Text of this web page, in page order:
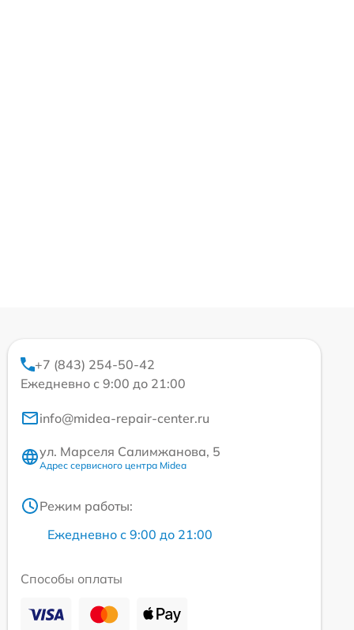
+7 (843) 254-50-42
Ежедневно с 9:00 до 21:00
info@midea-repair-center.ru
ул. Марселя Салимжанова, 5
Адрес сервисного центра Midea
Режим работы:
Ежедневно с 9:00 до 21:00
Способы оплаты